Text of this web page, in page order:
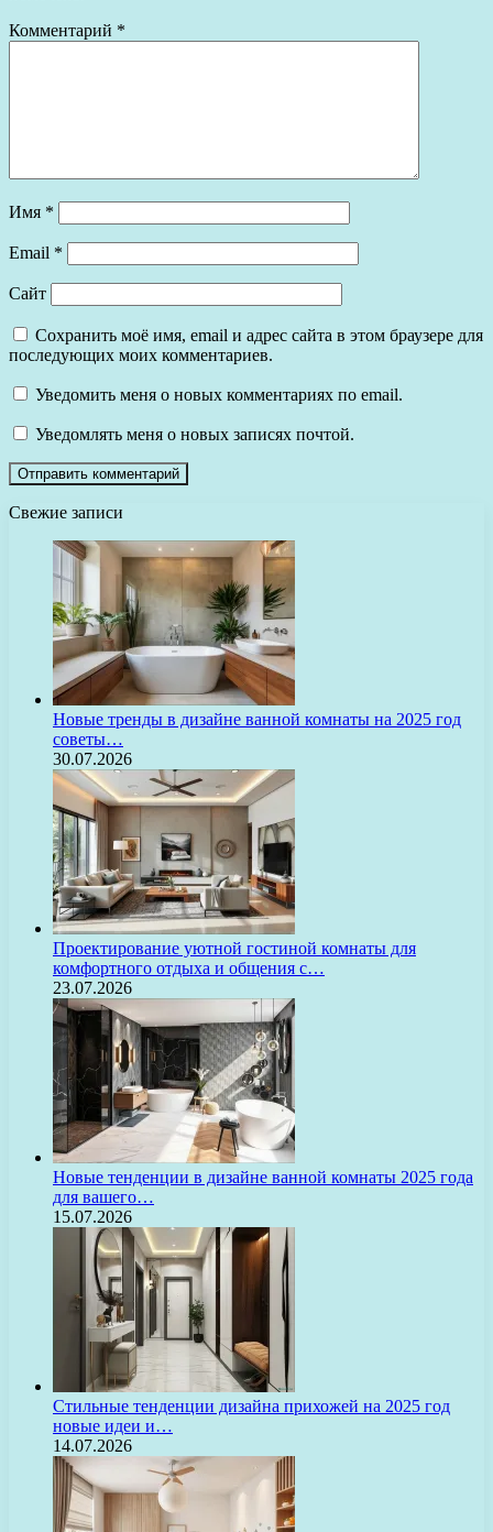
Комментарий *
Имя *
Email *
Сайт
Сохранить моё имя, email и адрес сайта в этом браузере для
последующих моих комментариев.
Уведомить меня о новых комментариях по email.
Уведомлять меня о новых записях почтой.
Свежие записи
Новые тренды в дизайне ванной комнаты на 2025 год
советы…
30.07.2026
Проектирование уютной гостиной комнаты для
комфортного отдыха и общения с…
23.07.2026
Новые тенденции в дизайне ванной комнаты 2025 года
для вашего…
15.07.2026
Стильные тенденции дизайна прихожей на 2025 год
новые идеи и…
14.07.2026